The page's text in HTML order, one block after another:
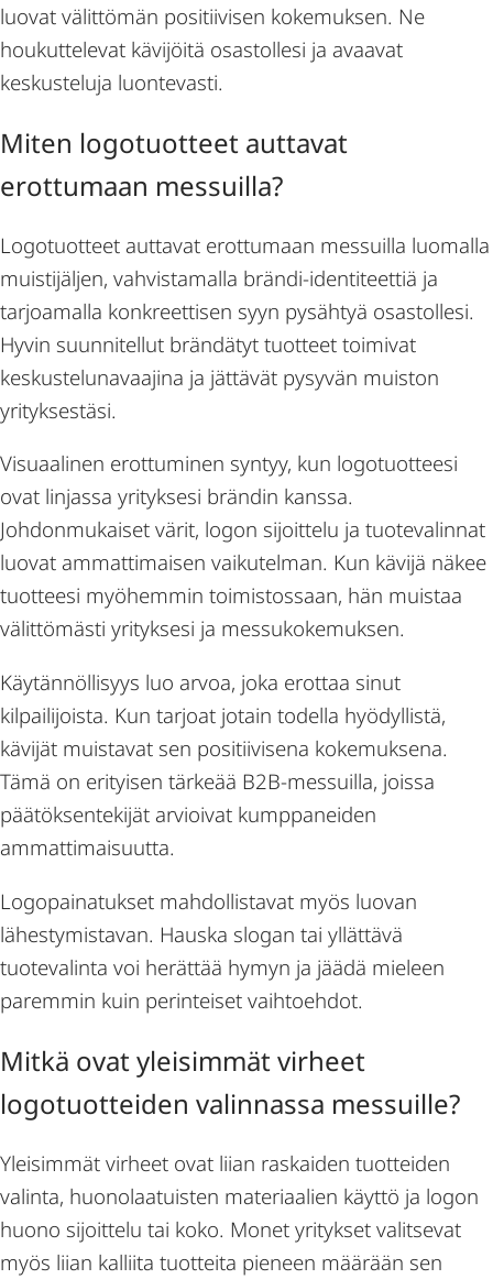
luovat välittömän positiivisen kokemuksen. Ne
houkuttelevat kävijöitä osastollesi ja avaavat
keskusteluja luontevasti.
Miten logotuotteet auttavat
erottumaan messuilla?
Logotuotteet auttavat erottumaan messuilla luomalla
muistijäljen, vahvistamalla brändi-identiteettiä ja
tarjoamalla konkreettisen syyn pysähtyä osastollesi.
Hyvin suunnitellut brändätyt tuotteet toimivat
keskustelunavaajina ja jättävät pysyvän muiston
yrityksestäsi.
Visuaalinen erottuminen syntyy, kun logotuotteesi
ovat linjassa yrityksesi brändin kanssa.
Johdonmukaiset värit, logon sijoittelu ja tuotevalinnat
luovat ammattimaisen vaikutelman. Kun kävijä näkee
tuotteesi myöhemmin toimistossaan, hän muistaa
välittömästi yrityksesi ja messukokemuksen.
Käytännöllisyys luo arvoa, joka erottaa sinut
kilpailijoista. Kun tarjoat jotain todella hyödyllistä,
kävijät muistavat sen positiivisena kokemuksena.
Tämä on erityisen tärkeää B2B-messuilla, joissa
päätöksentekijät arvioivat kumppaneiden
ammattimaisuutta.
Logopainatukset mahdollistavat myös luovan
lähestymistavan. Hauska slogan tai yllättävä
tuotevalinta voi herättää hymyn ja jäädä mieleen
paremmin kuin perinteiset vaihtoehdot.
Mitkä ovat yleisimmät virheet
logotuotteiden valinnassa messuille?
Yleisimmät virheet ovat liian raskaiden tuotteiden
valinta, huonolaatuisten materiaalien käyttö ja logon
huono sijoittelu tai koko. Monet yritykset valitsevat
myös liian kalliita tuotteita pieneen määrään sen